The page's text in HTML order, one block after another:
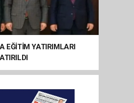
EĞİTİM YATIRIMLARI